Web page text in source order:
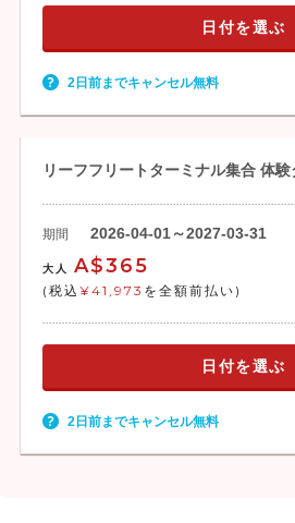
日付を選ぶ
2日前までキャンセル無料
リーフフリートターミナル集合 体
期間 2026-04-01～2027-03-31
大人 A$365
(税込 ¥41,973 を全額前払い)
日付を選ぶ
2日前までキャンセル無料